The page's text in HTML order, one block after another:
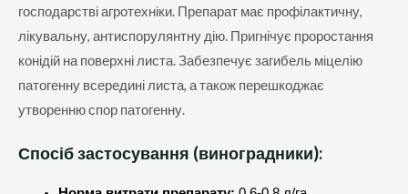
господарстві агротехніки. Препарат має профілактичну,
лікувальну, антиспорулянтну дію. Пригнічує проростання
конідій на поверхні листа. Забезпечує загибель міцелію
патогенну всередині листа, а також перешкоджає
утворенню спор патогенну.
Спосіб застосування (виноградники):